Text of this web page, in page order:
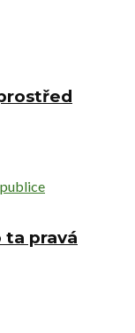
ta pravá